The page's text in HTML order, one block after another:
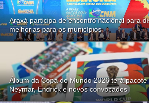
Araxá participa de encontro nacional para
melhorias para os municípios
Álbum da Copa do Mundo 2026 terá
Neymar, Endrick e novos convocados